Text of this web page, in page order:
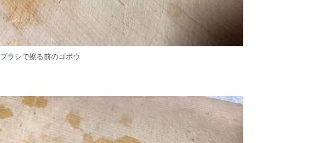
ブラシで擦る前のゴボウ